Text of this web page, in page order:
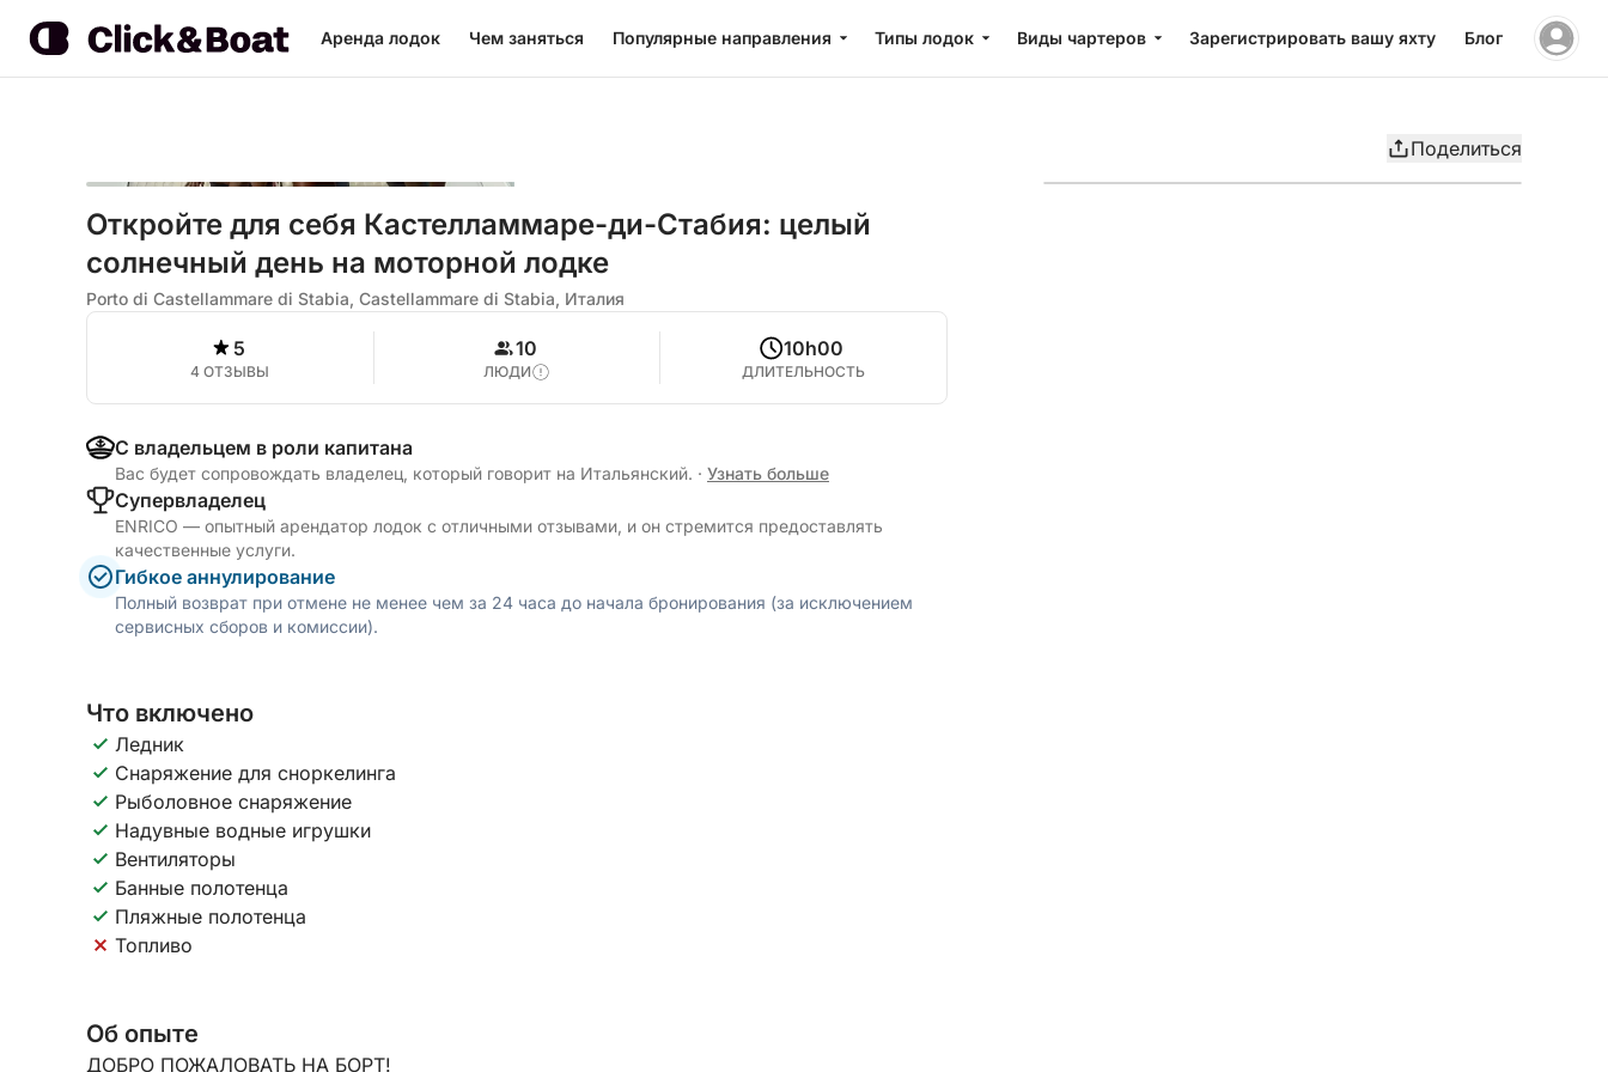
Аренда лодок Чем заняться Популярные направления Типы лодок Виды чартеров Зарегистрировать вашу яхту Блог
Поделиться
Откройте для себя Кастелламмаре-ди-Стабия: целый
солнечный день на моторной лодке
Porto di Castellammare di Stabia, Castellammare di Stabia, Италия
5
4 ОТЗЫВЫ
10
ЛЮДИ
10h00
ДЛИТЕЛЬНОСТЬ
С владельцем в роли капитана
Вас будет сопровождать владелец, который говорит на Итальянский. · Узнать больше
Cупервладелец
ENRICO — опытный арендатор лодок с отличными отзывами, и он стремится предоставлять
качественные услуги.
Гибкое аннулирование
Полный возврат при отмене не менее чем за 24 часа до начала бронирования (за исключением
сервисных сборов и комиссии).
Что включено
Ледник
Снаряжение для сноркелинга
Рыболовное снаряжение
Надувные водные игрушки
Вентиляторы
Банные полотенца
Пляжные полотенца
Топливо
Об опыте
ДОБРО ПОЖАЛОВАТЬ НА БОРТ!